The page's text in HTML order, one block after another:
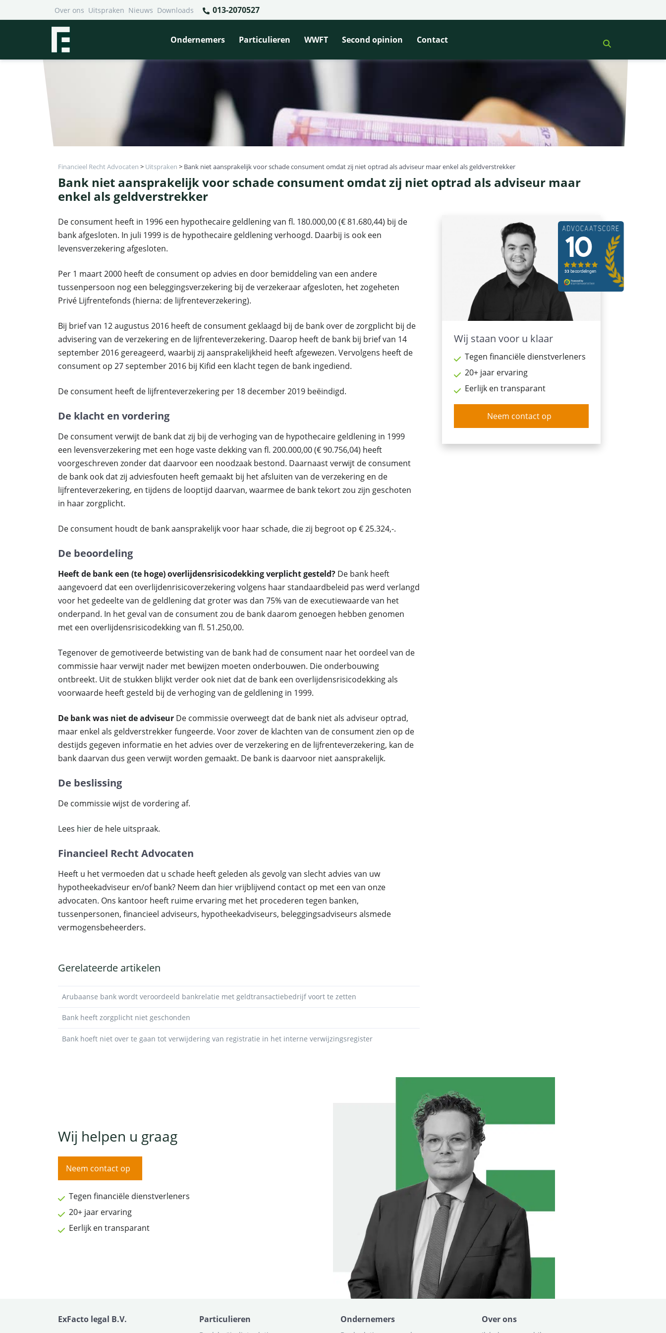
Over ons Uitspraken Nieuws Downloads 013-2070527
Ondernemers Particulieren WWFT Second opinion Contact
Financieel Recht Advocaten > Uitspraken > Bank niet aansprakelijk voor schade consument omdat zij niet optrad als adviseur maar enkel als geldverstrekker
Bank niet aansprakelijk voor schade consument omdat zij niet optrad als adviseur maar
enkel als geldverstrekker
De consument heeft in 1996 een hypothecaire geldlening van fl. 180.000,00 (€ 81.680,44) bij de
bank afgesloten. In juli 1999 is de hypothecaire geldlening verhoogd. Daarbij is ook een
levensverzekering afgesloten.
Per 1 maart 2000 heeft de consument op advies en door bemiddeling van een andere
tussenpersoon nog een beleggingsverzekering bij de verzekeraar afgesloten, het zogeheten
Privé Lijfrentefonds (hierna: de lijfrenteverzekering).
Bij brief van 12 augustus 2016 heeft de consument geklaagd bij de bank over de zorgplicht bij de
advisering van de verzekering en de lijfrenteverzekering. Daarop heeft de bank bij brief van 14
september 2016 gereageerd, waarbij zij aansprakelijkheid heeft afgewezen. Vervolgens heeft de
consument op 27 september 2016 bij Kifid een klacht tegen de bank ingediend.
De consument heeft de lijfrenteverzekering per 18 december 2019 beëindigd.
De klacht en vordering
De consument verwijt de bank dat zij bij de verhoging van de hypothecaire geldlening in 1999
een levensverzekering met een hoge vaste dekking van fl. 200.000,00 (€ 90.756,04) heeft
voorgeschreven zonder dat daarvoor een noodzaak bestond. Daarnaast verwijt de consument
de bank ook dat zij adviesfouten heeft gemaakt bij het afsluiten van de verzekering en de
lijfrenteverzekering, en tijdens de looptijd daarvan, waarmee de bank tekort zou zijn geschoten
in haar zorgplicht.
De consument houdt de bank aansprakelijk voor haar schade, die zij begroot op € 25.324,-.
De beoordeling
Heeft de bank een (te hoge) overlijdensrisicodekking verplicht gesteld? De bank heeft
aangevoerd dat een overlijdenrisicoverzekering volgens haar standaardbeleid pas werd verlangd
voor het gedeelte van de geldlening dat groter was dan 75% van de executiewaarde van het
onderpand. In het geval van de consument zou de bank daarom genoegen hebben genomen
met een overlijdensrisicodekking van fl. 51.250,00.
Tegenover de gemotiveerde betwisting van de bank had de consument naar het oordeel van de
commissie haar verwijt nader met bewijzen moeten onderbouwen. Die onderbouwing
ontbreekt. Uit de stukken blijkt verder ook niet dat de bank een overlijdensrisicodekking als
voorwaarde heeft gesteld bij de verhoging van de geldlening in 1999.
De bank was niet de adviseur De commissie overweegt dat de bank niet als adviseur optrad,
maar enkel als geldverstrekker fungeerde. Voor zover de klachten van de consument zien op de
destijds gegeven informatie en het advies over de verzekering en de lijfrenteverzekering, kan de
bank daarvan dus geen verwijt worden gemaakt. De bank is daarvoor niet aansprakelijk.
De beslissing
De commissie wijst de vordering af.
Lees hier de hele uitspraak.
Financieel Recht Advocaten
Heeft u het vermoeden dat u schade heeft geleden als gevolg van slecht advies van uw
hypotheekadviseur en/of bank? Neem dan hiervrijblijvend contact op met een van onze
advocaten. Ons kantoor heeft ruime ervaring met het procederen tegen banken,
tussenpersonen, financieel adviseurs, hypotheekadviseurs, beleggingsadviseurs alsmede
vermogensbeheerders.
Gerelateerde artikelen
Arubaanse bank wordt veroordeeld bankrelatie met geldtransactiebedrijf voort te zetten
Bank heeft zorgplicht niet geschonden
Bank hoeft niet over te gaan tot verwijdering van registratie in het interne verwijzingsregister
Wij staan voor u klaar
Tegen financiële dienstverleners
20+ jaar ervaring
Eerlijk en transparant
Neem contact op
Wij helpen u graag
Neem contact op
Tegen financiële dienstverleners
20+ jaar ervaring
Eerlijk en transparant
ExFacto legal B.V. Particulieren Ondernemers Over ons